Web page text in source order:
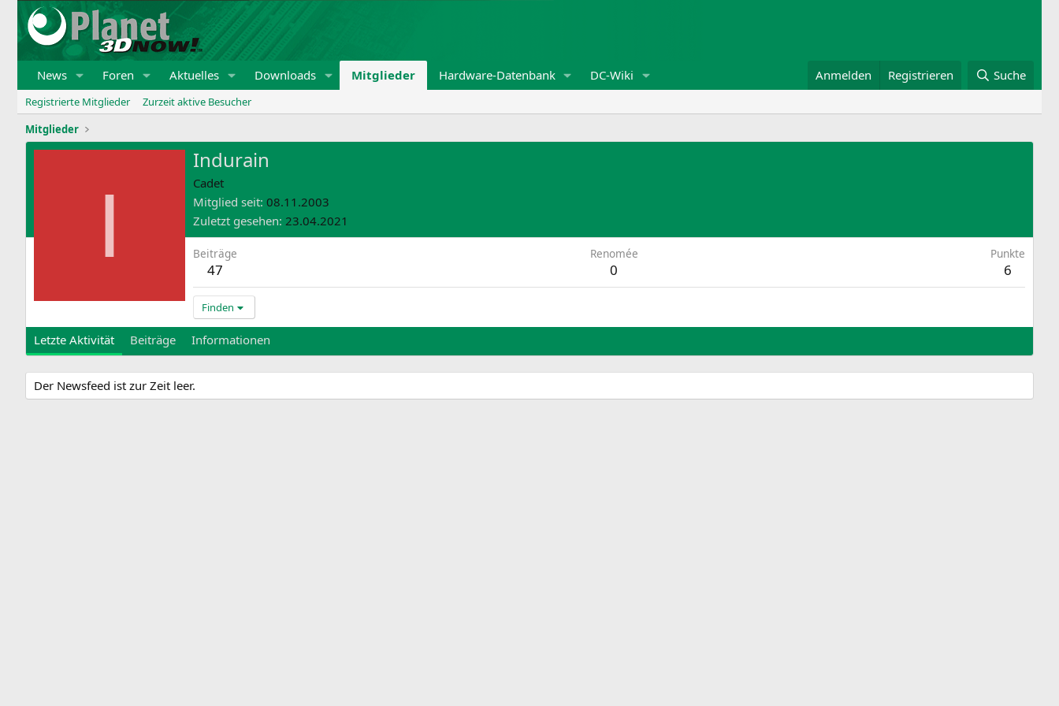
News Foren Aktuelles Downloads Mitglieder Hardware-Datenbank DC-Wiki Anmelden Registrieren Suche
Registrierte Mitglieder
Zurzeit aktive Besucher
Mitglieder
I
Indurain
Cadet
Mitglied seit 08.11.2003
Zuletzt gesehen 23.04.2021
Beiträge
47
Renomée
0
Punkte
6
Finden
Letzte Aktivität Beiträge Informationen
Der Newsfeed ist zur Zeit leer.